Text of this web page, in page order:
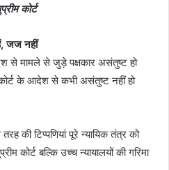
कोर्ट
जज नहीं
से मामले से जुड़े पक्षकार असंतुष्ट हो
के आदेश से कभी असंतुष्ट नहीं हो
तरह की टिप्पणियां पूरे न्यायिक तंत्र को
कोर्ट बल्कि उच्च न्यायालयों की गरिमा